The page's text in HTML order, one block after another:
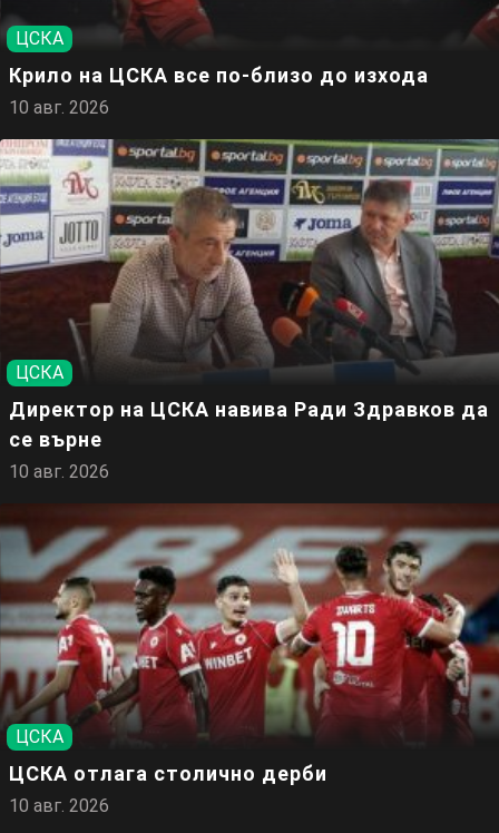
ЦСКА
Крило на ЦСКА все по-близо до изхода
10 авг. 2026
ЦСКА
Директор на ЦСКА навива Ради Здравков да
се върне
10 авг. 2026
ЦСКА
ЦСКА отлага столично дерби
10 авг. 2026